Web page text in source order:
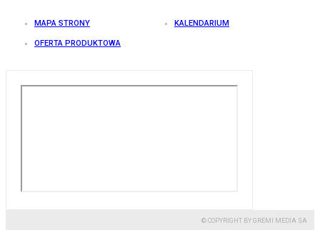
MAPA STRONY KALENDARIUM
OFERTA PRODUKTOWA
© COPYRIGHT BY GREMI MEDIA SA